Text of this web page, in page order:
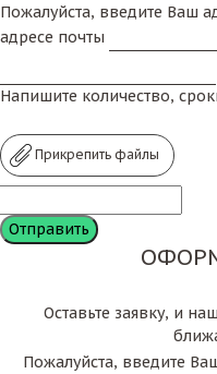
Пожалуйста, введите Ваш
адресе почты
Напишите количество,
Прикрепить файлы
Оставьте заявку, и
Пожалуйста, введите